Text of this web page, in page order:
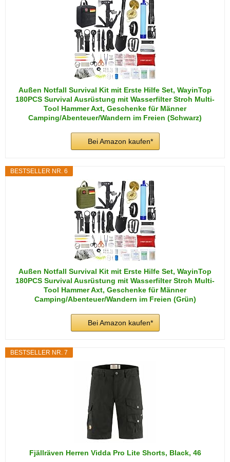
Außen Notfall Survival Kit mit Erste Hilfe Set, WayinTop
180PCS Survival Ausrüstung mit Wasserfilter Stroh Multi-
Tool Hammer Axt, Geschenke für Männer
Camping/Abenteuer/Wandern im Freien (Schwarz)
Bei Amazon kaufen*
BESTSELLER NR. 6
Außen Notfall Survival Kit mit Erste Hilfe Set, WayinTop
180PCS Survival Ausrüstung mit Wasserfilter Stroh Multi-
Tool Hammer Axt, Geschenke für Männer
Camping/Abenteuer/Wandern im Freien (Grün)
Bei Amazon kaufen*
BESTSELLER NR. 7
Fjällräven Herren Vidda Pro Lite Shorts, Black, 46